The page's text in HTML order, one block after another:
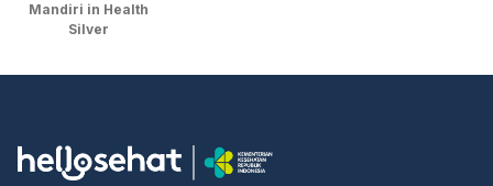
Mandiri in Health
Silver